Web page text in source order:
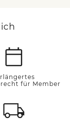
für Member